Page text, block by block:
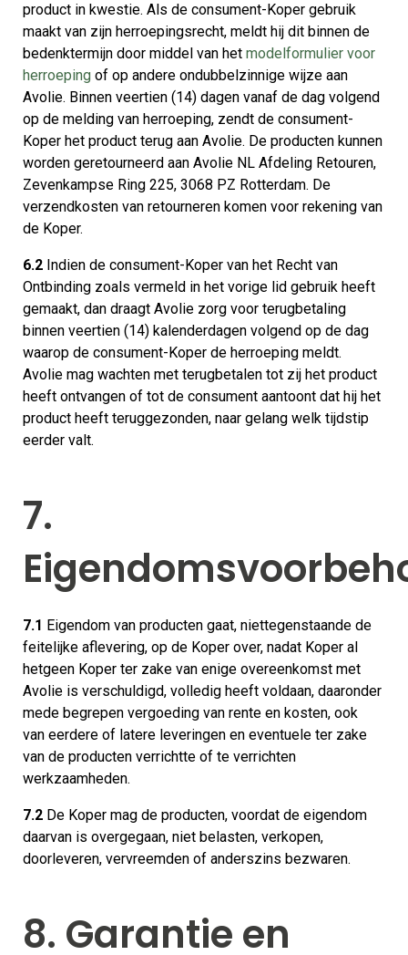
product in kwestie. Als de consument-Koper gebruik
maakt van zijn herroepingsrecht, meldt hij dit binnen de
bedenktermijn door middel van het modelformulier voor
herroeping of op andere ondubbelzinnige wijze aan
Avolie. Binnen veertien (14) dagen vanaf de dag volgend
op de melding van herroeping, zendt de consument-
Koper het product terug aan Avolie. De producten kunnen
worden geretourneerd aan Avolie NL Afdeling Retouren,
Zevenkampse Ring 225, 3068 PZ Rotterdam. De
verzendkosten van retourneren komen voor rekening van
de Koper.
6.2 Indien de consument-Koper van het Recht van
Ontbinding zoals vermeld in het vorige lid gebruik heeft
gemaakt, dan draagt Avolie zorg voor terugbetaling
binnen veertien (14) kalenderdagen volgend op de dag
waarop de consument-Koper de herroeping meldt.
Avolie mag wachten met terugbetalen tot zij het product
heeft ontvangen of tot de consument aantoont dat hij het
product heeft teruggezonden, naar gelang welk tijdstip
eerder valt.
7.
7.1 Eigendom van producten gaat, niettegenstaande de
feitelijke aflevering, op de Koper over, nadat Koper al
hetgeen Koper ter zake van enige overeenkomst met
Avolie is verschuldigd, volledig heeft voldaan, daaronder
mede begrepen vergoeding van rente en kosten, ook
van eerdere of latere leveringen en eventuele ter zake
van de producten verrichtte of te verrichten
werkzaamheden.
7.2 De Koper mag de producten, voordat de eigendom
daarvan is overgegaan, niet belasten, verkopen,
doorleveren, vervreemden of anderszins bezwaren.
8. Garantie en